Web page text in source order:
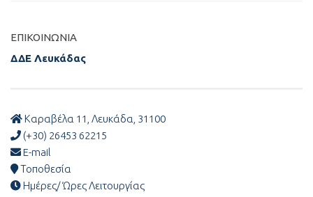
ΕΠΙΚΟΙΝΩΝΊΑ
ΔΔΕ Λευκάδας
Καραβέλα 11, Λευκάδα, 31100
(+30) 26453 62215
E-mail
Τοποθεσία
Ημέρες/ Ώρες Λειτουργίας